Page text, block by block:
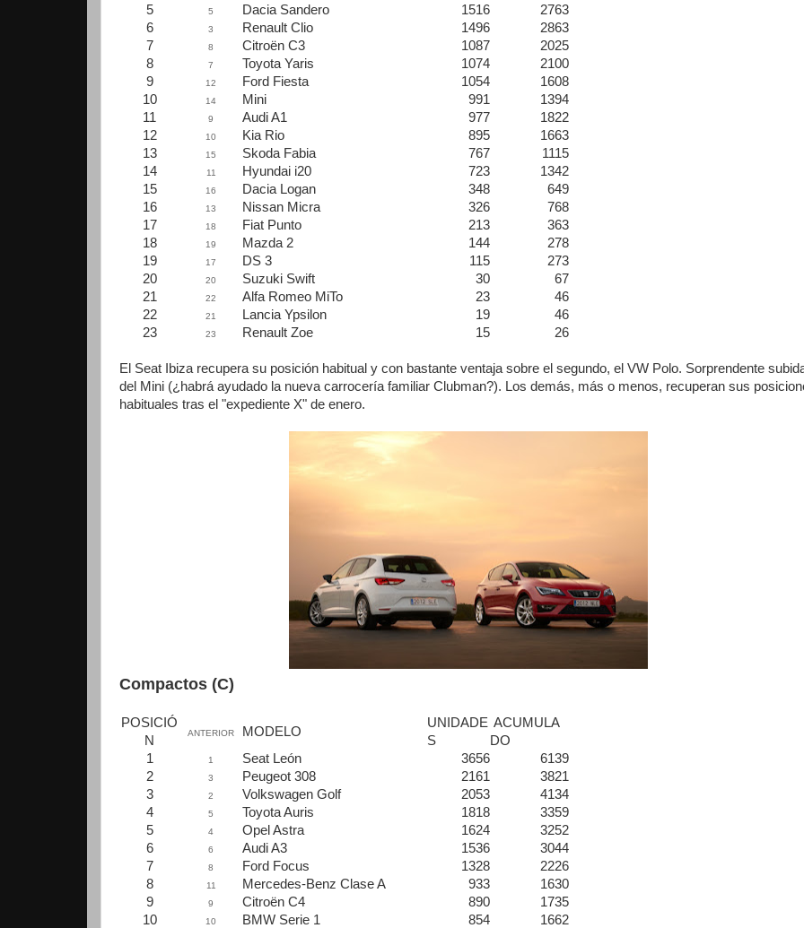
5
5 Dacia Sandero 1516
2763
6
3 Renault Clio 1496
2863
7
8 Citroën C3 1087
2025
8
7 Toyota Yaris 1074
2100
9
12 Ford Fiesta 1054
1608
10
14 Mini 991
1394
11
9 Audi A1 977
1822
12
10 Kia Rio 895
1663
13
15 Skoda Fabia 767
1115
14
11 Hyundai i20 723
1342
15
16 Dacia Logan 348
649
16
13 Nissan Micra 326
768
17
18 Fiat Punto 213
363
18
19 Mazda 2 144
278
19
17 DS 3 115
273
20
20 Suzuki Swift 30
67
21
22 Alfa Romeo MiTo 23
46
22
21 Lancia Ypsilon 19
46
23
23 Renault Zoe 15 26
El Seat Ibiza recupera su posición habitual y con bastante ventaja sobre el segundo, el VW Polo. Sorprendente
del Mini (¿habrá ayudado la nueva carrocería familiar Clubman?). Los demás, más o menos, recuperan sus
habituales tras el "expediente X" de enero.
Compactos (C)
POSICIÓ
N
ANTERIOR MODELO
UNIDADE
S
ACUMULA
DO
1
1 Seat León 3656
6139
2
3 Peugeot 308 2161
3821
3
2 Volkswagen Golf 2053
4134
4
5 Toyota Auris 1818
3359
5
4 Opel Astra 1624
3252
6
6 Audi A3 1536
3044
7
8 Ford Focus 1328
2226
8
11 Mercedes-Benz Clase A 933
1630
9
9 Citroën C4 890
1735
10
10 BMW Serie 1 854
1662